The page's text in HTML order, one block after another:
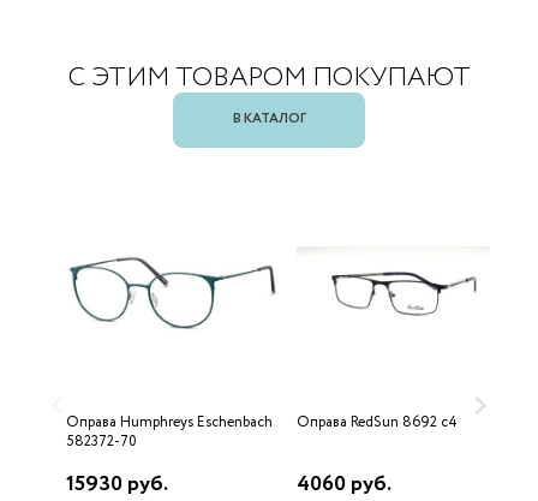
С ЭТИМ ТОВАРОМ ПОКУПАЮТ
В КАТАЛОГ
Оправа Humphreys Eschenbach
582372-70
15930 руб.
Оправа RedSun 8692 с4
4060 руб.